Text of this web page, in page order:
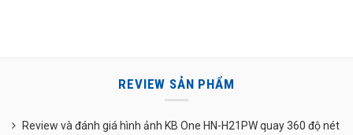
REVIEW SẢN PHẨM
Review và đánh giá hình ảnh KB One HN-H21PW quay 360 độ nét